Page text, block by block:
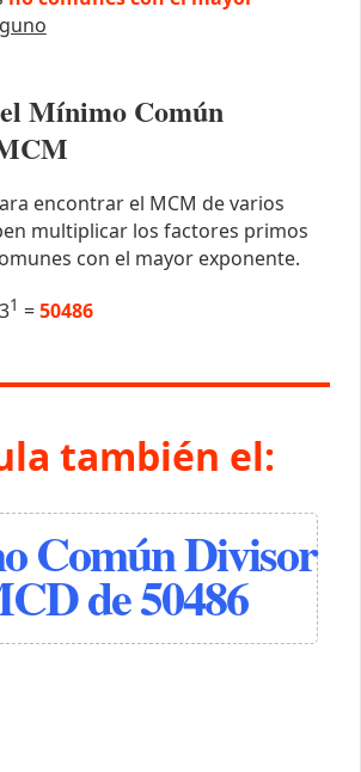
Mínimo Común
encontrar el MCM de varios
multiplicar los factores primos
con el mayor exponente.
1 =50486
también el:
Común Divisor
de 50486